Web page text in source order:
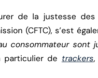
de la justesse
(CFTC), s’est
consommateur sont
particulier de trackers,